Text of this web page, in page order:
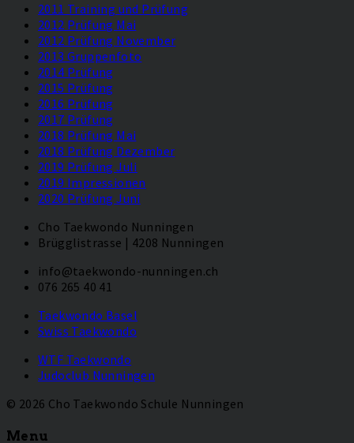
2011 Training und Prüfung
2012 Prüfung Mai
2012 Prüfung November
2013 Gruppenfoto
2014 Prüfung
2015 Prüfung
2016 Prüfung
2017 Prüfung
2018 Prüfung Mai
2018 Prüfung Dezember
2019 Prüfung Juli
2019 Impressionen
2020 Prüfung Juni
Cho Taekwondo Nunningen
Brügglistrasse | 4208 Nunningen
info@taekwondo-nunningen.ch
076 265 40 41
Taekwondo Basel
Swiss Taekwondo
WTF Taekwondo
Judoclub Nunningen
© 2026 Cho Taekwondo Schule Nunningen
Menu